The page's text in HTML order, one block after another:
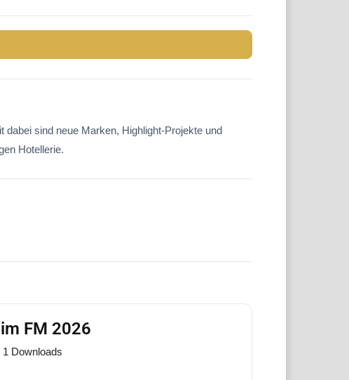
sind neue Marken, Highlight-Projekte und
Hotellerie.
FM 2026
1 Downloads